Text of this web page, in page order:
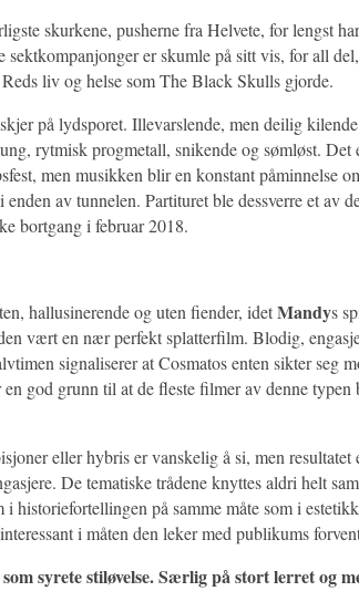
skurkene, pusherne fra Helvete, for lengst
sektkompanjonger er skumle på sitt vis, for all
liv og helse som The Black Skulls gjorde.
på lydsporet. Illevarslende, men deilig kilende
rytmisk progmetall, snikende og sømløst. Det
men musikken blir en konstant påminnelse
av tunnelen. Partituret ble dessverre et av
bortgang i februar 2018.
hallusinerende og uten fiender, idetMandys
vært en nær perfekt splatterfilm. Blodig,
signaliserer at Cosmatos enten sikter seg
god grunn til at de fleste filmer av denne
eller hybris er vanskelig å si, men resultatet
De tematiske trådene knyttes aldri helt
historiefortellingen på samme måte som i
i måten den leker med publikums
som syrete stiløvelse. Særlig på stort lerret og